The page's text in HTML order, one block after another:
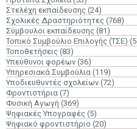
Στελέχη εκπαίδευσης (24)
Σχολικές Δραστηριότητες (768)
Σύμβουλοι εκπαίδευσης (81)
Τοπικό Συμβούλιο Επιλογής (ΤΣΕ)
Τοποθετήσεις (83)
Υπεύθυνοι φορέων (36)
Υπηρεσιακά Συμβούλια (119)
Υποδιευθυντές σχολείων (72)
Φροντιστήρια (7)
Φυσική Αγωγή (369)
Ψηφιακές Υπογραφές (5)
Ψηφιακό φροντιστήριο (20)